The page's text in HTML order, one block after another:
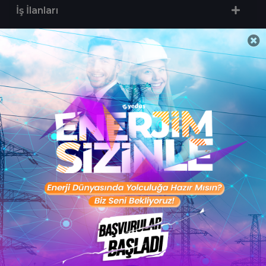
İş İlanları
Sertifika Programları
Yetenek Testleri
İşveren
Toptalent Marka ve İnsan Kaynakları Danışmanlığı Limited Şirketi Özel İstihdam Bürosu
Olarak 11 / 11 / 2024 - 10 / 11 / 2027 tarihleri arasında faaliyette bulunmak üzere, Türkiye İş
Kurumu tarafından 05.11.2024 tarih ve 16998526 sayılı karar uyarınca 1251 nolu belge ile faaliyet
göstermektedir.Toptalent İş İlanları için tıklayın. 4904 sayılı kanun uyarınca iş arayanlardan
ücret alınmayacak ve menfaat temin edilmeyecektir.
Türkiye İş Kurumu İstanbul İl Müdürlüğü: 0 212 249 29 87 | Türkiye iş Kurumu İstanbul Çalışma
ve İş Kurumu Bahçelievler Hizmet Merkezi